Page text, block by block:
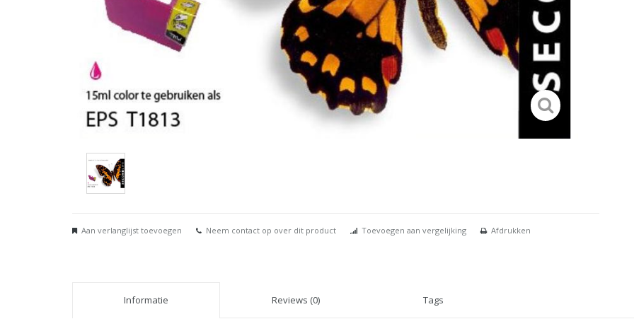
Aan verlanglijst toevoegen Neem contact op over dit product Toevoegen aan vergelijking Afdrukken
Informatie Reviews (0) Tags